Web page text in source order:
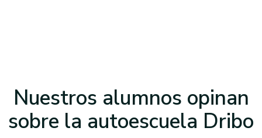
Nuestros alumnos opinan
sobre la autoescuela Dribo